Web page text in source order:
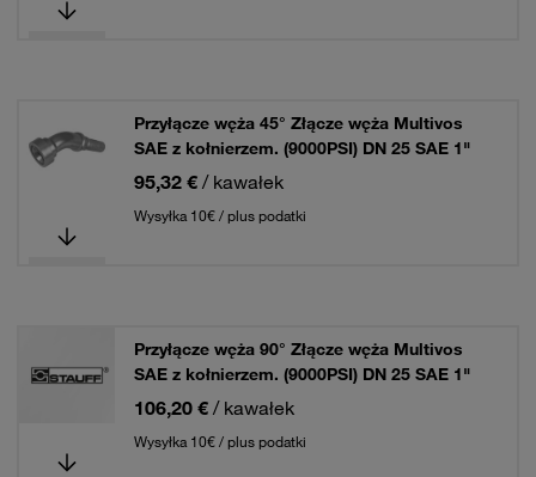
Przyłącze węża 45° Złącze węża Multivos
SAE z kołnierzem. (9000PSI) DN 25 SAE 1"
95,32 € / kawałek
Wysyłka 10€ / plus podatki
Przyłącze węża 90° Złącze węża Multivos
SAE z kołnierzem. (9000PSI) DN 25 SAE 1"
106,20 € / kawałek
Wysyłka 10€ / plus podatki